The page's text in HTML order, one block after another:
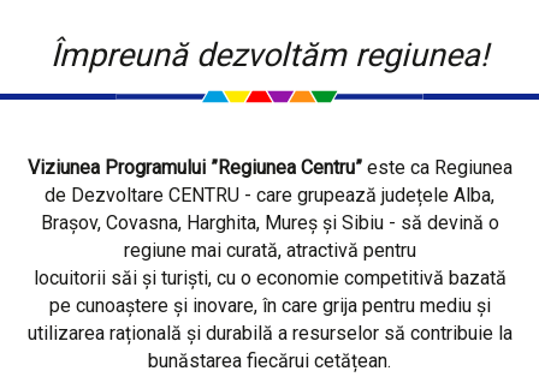
Împreună dezvoltăm regiunea!
Viziunea Programului ”Regiunea Centru”este ca Regiunea
de Dezvoltare CENTRU - care grupează județele Alba,
Brașov, Covasna, Harghita, Mureș și Sibiu - să devină o
regiune mai curată, atractivă pentru
locuitorii săi și turiști, cu o economie competitivă bazată
pe cunoaștere și inovare, în care grija pentru mediu și
utilizarea rațională și durabilă a resurselor să contribuie la
bunăstarea fiecărui cetățean.